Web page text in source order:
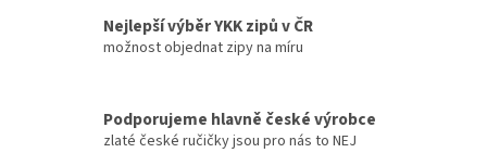
Nejlepší výběr YKK zipů v ČR
možnost objednat zipy na míru
Podporujeme hlavně české výrobce
zlaté české ručičky jsou pro nás to NEJ